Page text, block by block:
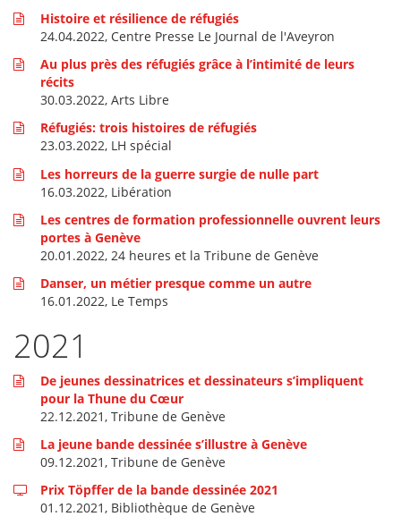
Histoire et résilience de réfugiés
24.04.2022, Centre Presse Le Journal de l'Aveyron
Au plus près des réfugiés grâce à l’intimité de leurs
récits
30.03.2022, Arts Libre
Réfugiés: trois histoires de réfugiés
23.03.2022, LH spécial
Les horreurs de la guerre surgie de nulle part
16.03.2022, Libération
Les centres de formation professionnelle ouvrent leurs
portes à Genève
20.01.2022, 24 heures et la Tribune de Genève
Danser, un métier presque comme un autre
16.01.2022, Le Temps
2021
De jeunes dessinatrices et dessinateurs s’impliquent
pour la Thune du Cœur
22.12.2021, Tribune de Genève
La jeune bande dessinée s’illustre à Genève
09.12.2021, Tribune de Genève
Prix Töpffer de la bande dessinée 2021
01.12.2021, Bibliothèque de Genève